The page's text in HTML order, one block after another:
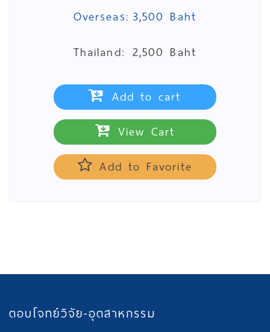
Overseas: 3,500 Baht
Thailand: 2,500 Baht
Add to cart
View Cart
Add to Favorite
ตอบโจทย์วิจัย-อุตสาหกรรม